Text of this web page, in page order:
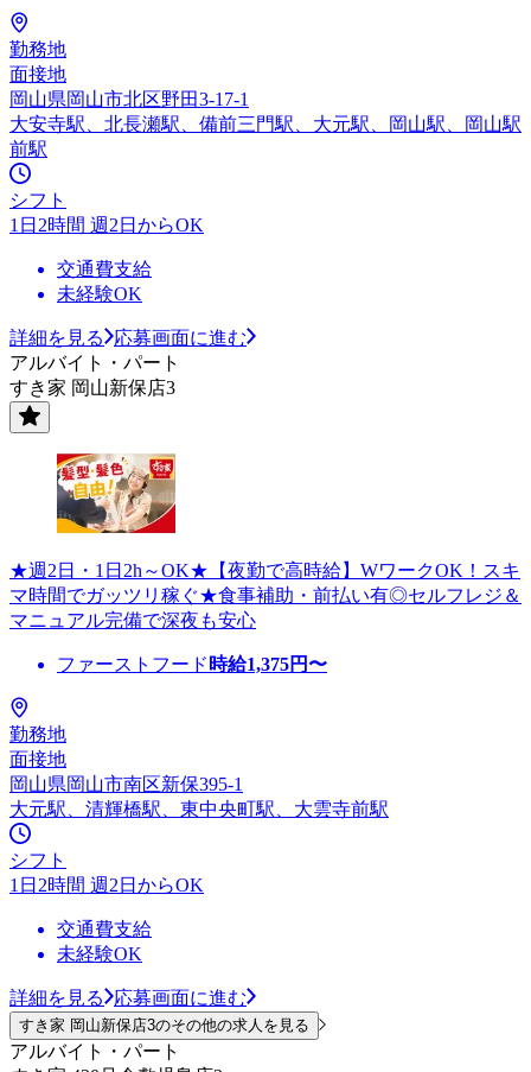
勤務地
面接地
岡山県岡山市北区野田3-17-1
大安寺駅、北長瀬駅、備前三門駅、大元駅、岡山駅、岡山駅
前駅
シフト
1日2時間 週2日からOK
交通費支給
未経験OK
詳細を見る
応募画面に進む
アルバイト・パート
すき家 岡山新保店3
★週2日・1日2h～OK★【夜勤で高時給】WワークOK！スキ
マ時間でガッツリ稼ぐ★食事補助・前払い有◎セルフレジ＆
マニュアル完備で深夜も安心
ファーストフード 時給1,375円〜
勤務地
面接地
岡山県岡山市南区新保395-1
大元駅、清輝橋駅、東中央町駅、大雲寺前駅
シフト
1日2時間 週2日からOK
交通費支給
未経験OK
詳細を見る 応募画面に進む
すき家 岡山新保店3のその他の求人を見る
アルバイト・パート